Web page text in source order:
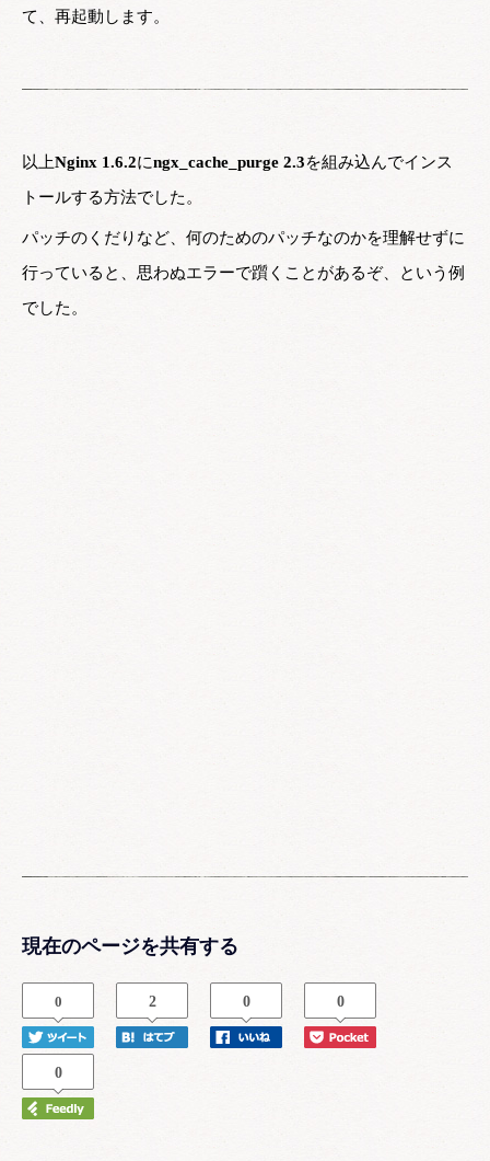
て、再起動します。
以上Nginx 1.6.2にngx_cache_purge 2.3を組み込んでインス
トールする方法でした。
パッチのくだりなど、何のためのパッチなのかを理解せずに
行っていると、思わぬエラーで躓くことがあるぞ、という例
でした。
現在のページを共有する
0 2 0 0
0